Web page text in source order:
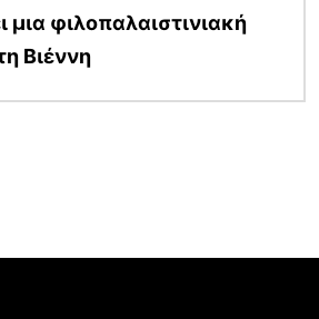
μια φιλοπαλαιστινιακή
Βιέννη